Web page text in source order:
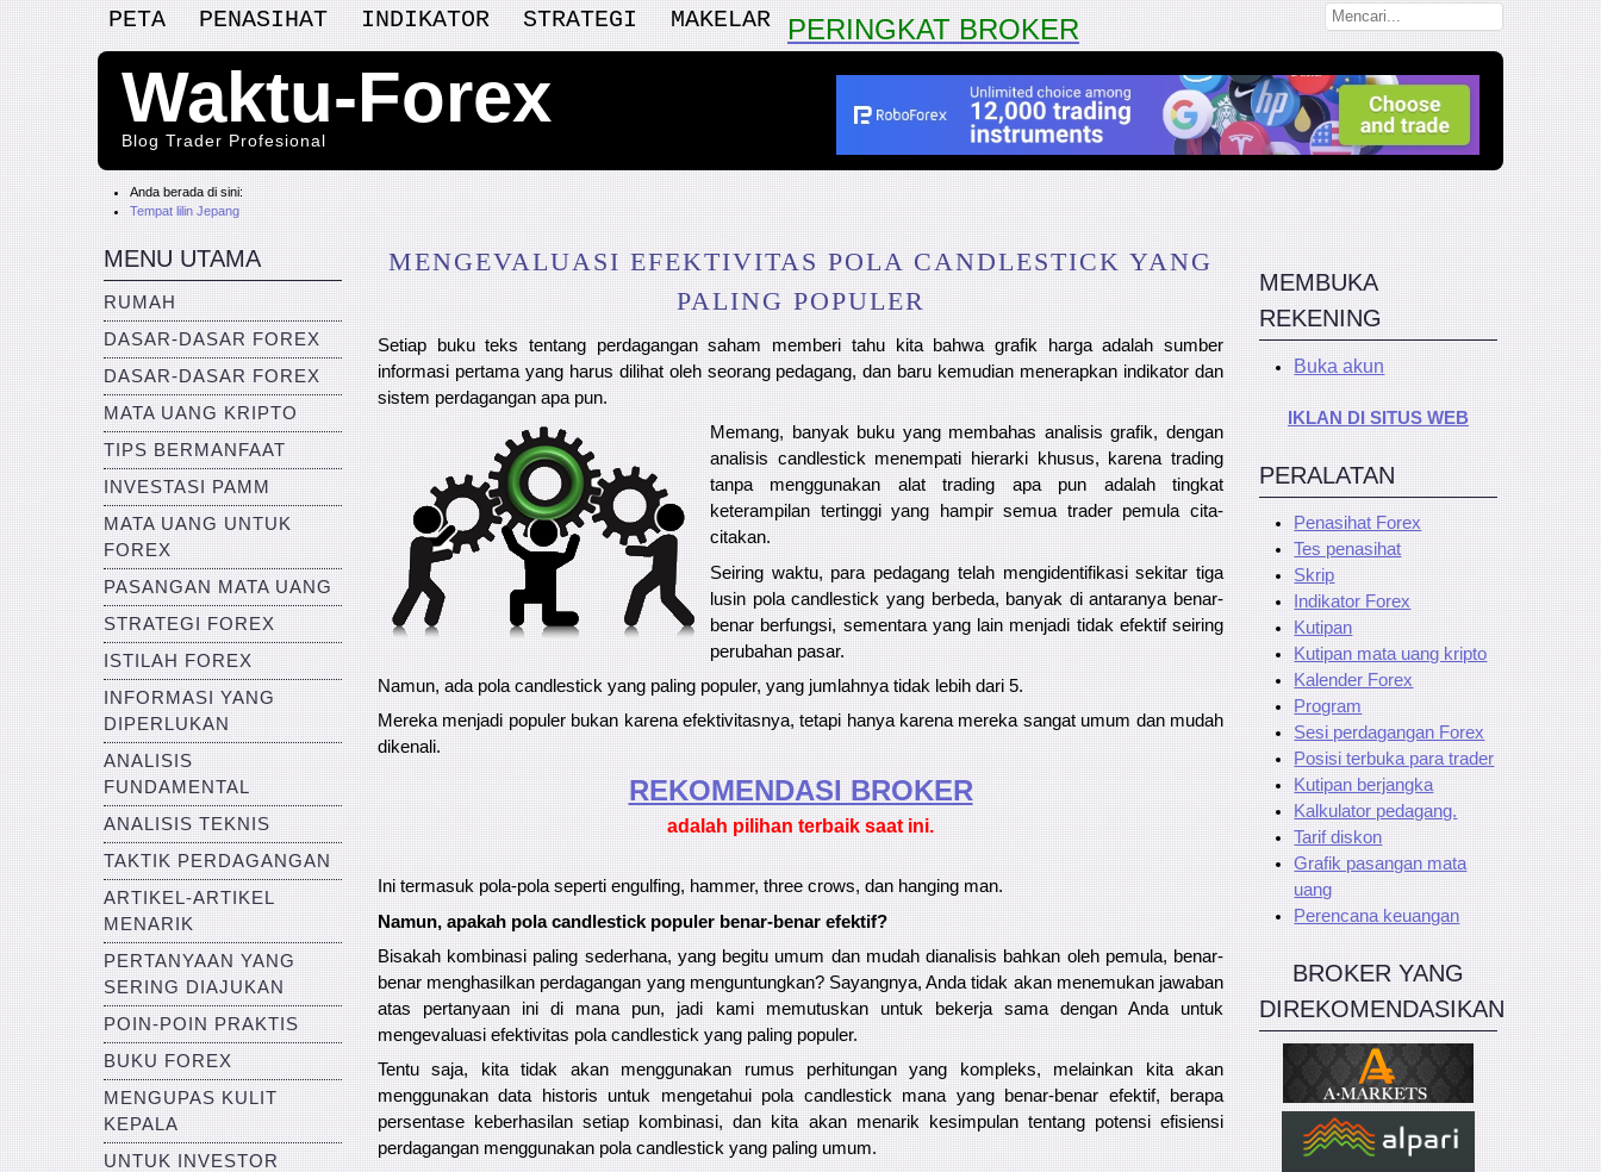
PETA PENASIHAT INDIKATOR STRATEGI MAKELAR PERINGKAT BROKER
Waktu-Forex
Blog Trader Profesional
Anda berada di sini:
Tempat lilin Jepang
MENU UTAMA
RUMAH
DASAR-DASAR FOREX
DASAR-DASAR FOREX
MATA UANG KRIPTO
TIPS BERMANFAAT
INVESTASI PAMM
MATA UANG UNTUK
FOREX
PASANGAN MATA UANG
STRATEGI FOREX
ISTILAH FOREX
INFORMASI YANG
DIPERLUKAN
ANALISIS
FUNDAMENTAL
ANALISIS TEKNIS
TAKTIK PERDAGANGAN
ARTIKEL-ARTIKEL
MENARIK
PERTANYAAN YANG
SERING DIAJUKAN
POIN-POIN PRAKTIS
BUKU FOREX
MENGUPAS KULIT
KEPALA
UNTUK INVESTOR
MENGEVALUASI EFEKTIVITAS POLA CANDLESTICK YANG
PALING POPULER
Setiap buku teks tentang perdagangan saham memberi tahu kita bahwa grafik harga adalah sumber
informasi pertama yang harus dilihat oleh seorang pedagang, dan baru kemudian menerapkan indikator dan
sistem perdagangan apa pun.
Memang, banyak buku yang membahas analisis grafik, dengan
analisis candlestick menempati hierarki khusus, karena trading
tanpa menggunakan alat trading apa pun adalah tingkat
keterampilan tertinggi yang hampir semua trader pemula cita-
citakan.
Seiring waktu, para pedagang telah mengidentifikasi sekitar tiga
lusin pola candlestick yang berbeda, banyak di antaranya benar-
benar berfungsi, sementara yang lain menjadi tidak efektif seiring
perubahan pasar.
Namun, ada pola candlestick yang paling populer, yang jumlahnya tidak lebih dari 5.
Mereka menjadi populer bukan karena efektivitasnya, tetapi hanya karena mereka sangat umum dan mudah
dikenali.
REKOMENDASI ​​BROKER
adalah pilihan terbaik saat ini.
Ini termasuk pola-pola seperti engulfing, hammer, three crows, dan hanging man.
Namun, apakah pola candlestick populer benar-benar efektif?
Bisakah kombinasi paling sederhana, yang begitu umum dan mudah dianalisis bahkan oleh pemula, benar-
benar menghasilkan perdagangan yang menguntungkan? Sayangnya, Anda tidak akan menemukan jawaban
atas pertanyaan ini di mana pun, jadi kami memutuskan untuk bekerja sama dengan Anda untuk
mengevaluasi efektivitas pola candlestick yang paling populer.
Tentu saja, kita tidak akan menggunakan rumus perhitungan yang kompleks, melainkan kita akan
menggunakan data historis untuk mengetahui pola candlestick mana yang benar-benar efektif, berapa
persentase keberhasilan setiap kombinasi, dan kita akan menarik kesimpulan tentang potensi efisiensi
perdagangan menggunakan pola candlestick yang paling umum.
MEMBUKA
REKENING
Buka akun
IKLAN DI SITUS WEB
PERALATAN
Penasihat Forex
Tes penasihat
Skrip
Indikator Forex
Kutipan
Kutipan mata uang kripto
Kalender Forex
Program
Sesi perdagangan Forex
Posisi terbuka para trader
Kutipan berjangka
Kalkulator pedagang.
Tarif diskon
Grafik pasangan mata
uang
Perencana keuangan
BROKER YANG
DIREKOMENDASIKAN